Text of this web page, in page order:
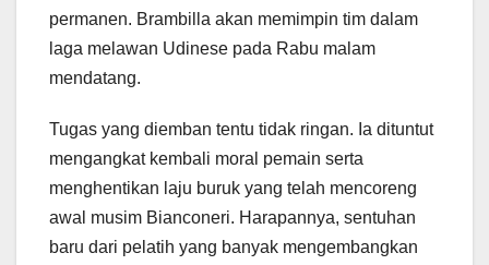
permanen. Brambilla akan memimpin tim dalam
laga melawan Udinese pada Rabu malam
mendatang.
Tugas yang diemban tentu tidak ringan. Ia dituntut
mengangkat kembali moral pemain serta
menghentikan laju buruk yang telah mencoreng
awal musim Bianconeri. Harapannya, sentuhan
baru dari pelatih yang banyak mengembangkan